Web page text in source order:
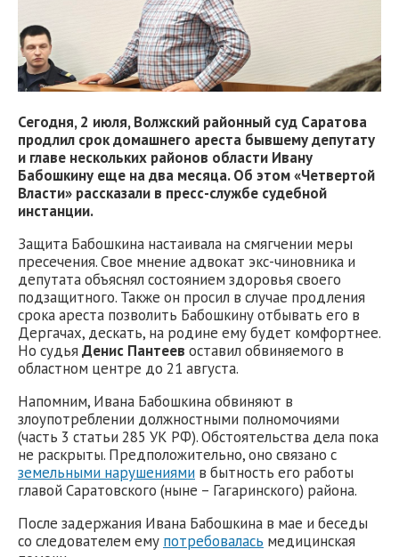
Сегодня, 2 июля, Волжский районный суд Саратова
продлил срок домашнего ареста бывшему депутату
и главе нескольких районов области Ивану
Бабошкину еще на два месяца. Об этом «Четвертой
Власти» рассказали в пресс-службе судебной
инстанции.
Защита Бабошкина настаивала на смягчении меры
пресечения. Свое мнение адвокат экс-чиновника и
депутата объяснял состоянием здоровья своего
подзащитного. Также он просил в случае продления
срока ареста позволить Бабошкину отбывать его в
Дергачах, дескать, на родине ему будет комфортнее.
Но судья Денис Пантеев оставил обвиняемого в
областном центре до 21 августа.
Напомним, Ивана Бабошкина обвиняют в
злоупотреблении должностными полномочиями
(часть 3 статьи 285 УК РФ). Обстоятельства дела пока
не раскрыты. Предположительно, оно связано с
земельными нарушениями в бытность его работы
главой Саратовского (ныне – Гагаринского) района.
После задержания Ивана Бабошкина в мае и беседы
со следователем ему потребовалась медицинская